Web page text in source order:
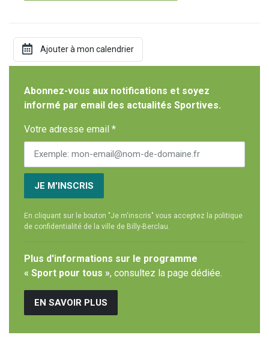
Abonnez-vous aux notifications et soyez
informé par email des actualités Sportives.
Votre adresse email *
JE M'INSCRIS
En cliquant sur le bouton "Je m'inscris" vous acceptez la politique
de confidentialité de la ville de Billy-Berclau.
Plus d'informations sur le programme
« Sport pour tous », consultez la page dédiée.
EN SAVOIR PLUS